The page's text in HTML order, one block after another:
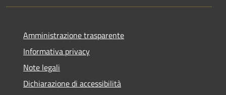
Amministrazione trasparente
Informativa privacy
Note legali
Dichiarazione di accessibilità